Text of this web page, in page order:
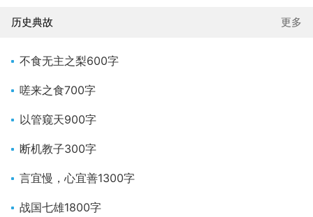
历史典故 更多
不食无主之梨600字
嗟来之食700字
以管窥天900字
断机教子300字
言宜慢，心宜善1300字
战国七雄1800字